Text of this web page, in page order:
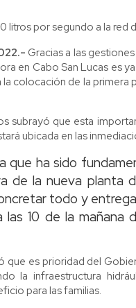
litros por segundo a la red
Gracias a las
en Cabo San Lucas es
colocación de la
subrayó que esta
ubicada en las
que ha sido
de la nueva planta
todo y
10 de la mañana
que es prioridad del
la infraestructura
para las familias.